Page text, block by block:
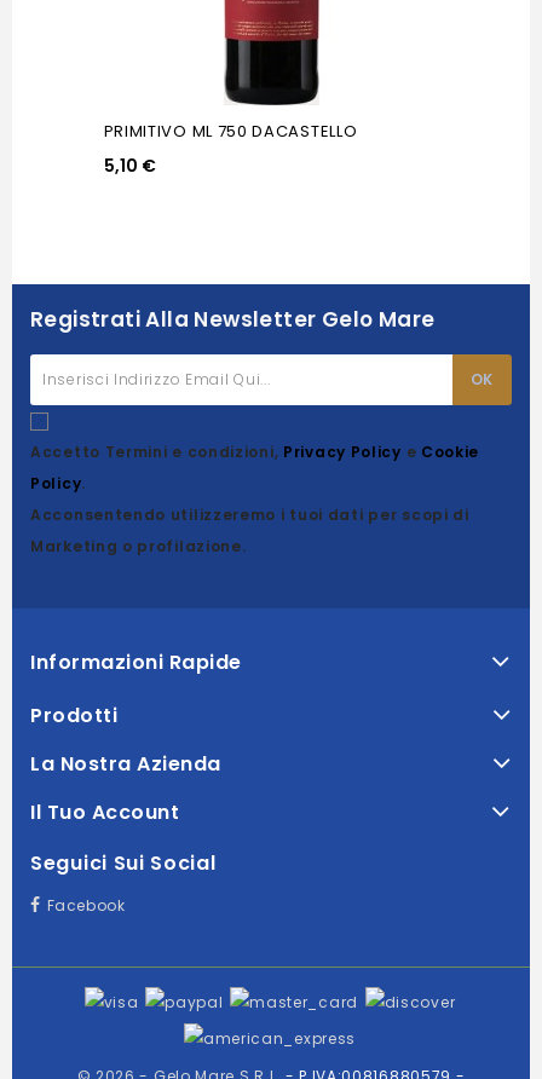
PRIMITIVO ML 750 DACASTELLO
5,10 €
Registrati Alla Newsletter Gelo Mare
Accetto Termini e condizioni, Privacy Policy e Cookie
Policy.
Acconsentendo utilizzeremo i tuoi dati per scopi di
Marketing o profilazione.
Informazioni Rapide
Prodotti
La Nostra Azienda
Il Tuo Account
Seguici Sui Social
Facebook